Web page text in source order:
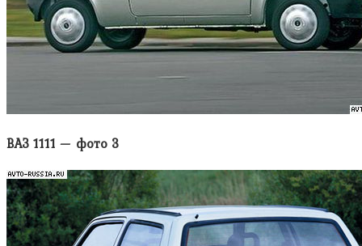
ВАЗ 1111 — фото 3